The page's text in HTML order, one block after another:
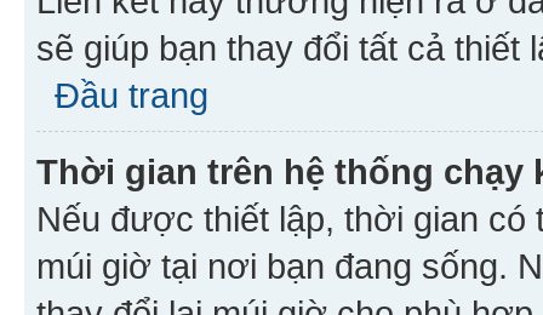
sẽ giúp bạn thay đổi tất cả thiết
Đầu trang
Thời gian trên hệ thống chạy
Nếu được thiết lập, thời gian
múi giờ tại nơi bạn đang sống.